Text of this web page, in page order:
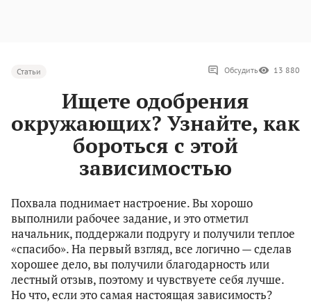
Статьи Обсудить 13 880
Ищете одобрения
окружающих? Узнайте, как
бороться с этой
зависимостью
Похвала поднимает настроение. Вы хорошо
выполнили рабочее задание, и это отметил
начальник, поддержали подругу и получили теплое
«спасибо». На первый взгляд, все логично — сделав
хорошее дело, вы получили благодарность или
лестный отзыв, поэтому и чувствуете себя лучше.
Но что, если это самая настоящая зависимость?